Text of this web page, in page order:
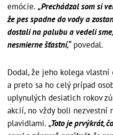
emócie. „Prechádzal som si
že pes spadne do vody a
dostali na palubu a vedeli
nesmierne šťastní,“povedal.
Dodal, že jeho kolega
a preto sa ho celý prípad
uplynulých desiatich rokov
akcií, no vždy boli nezvestní
plavidlami. „Toto je prvýkrát,